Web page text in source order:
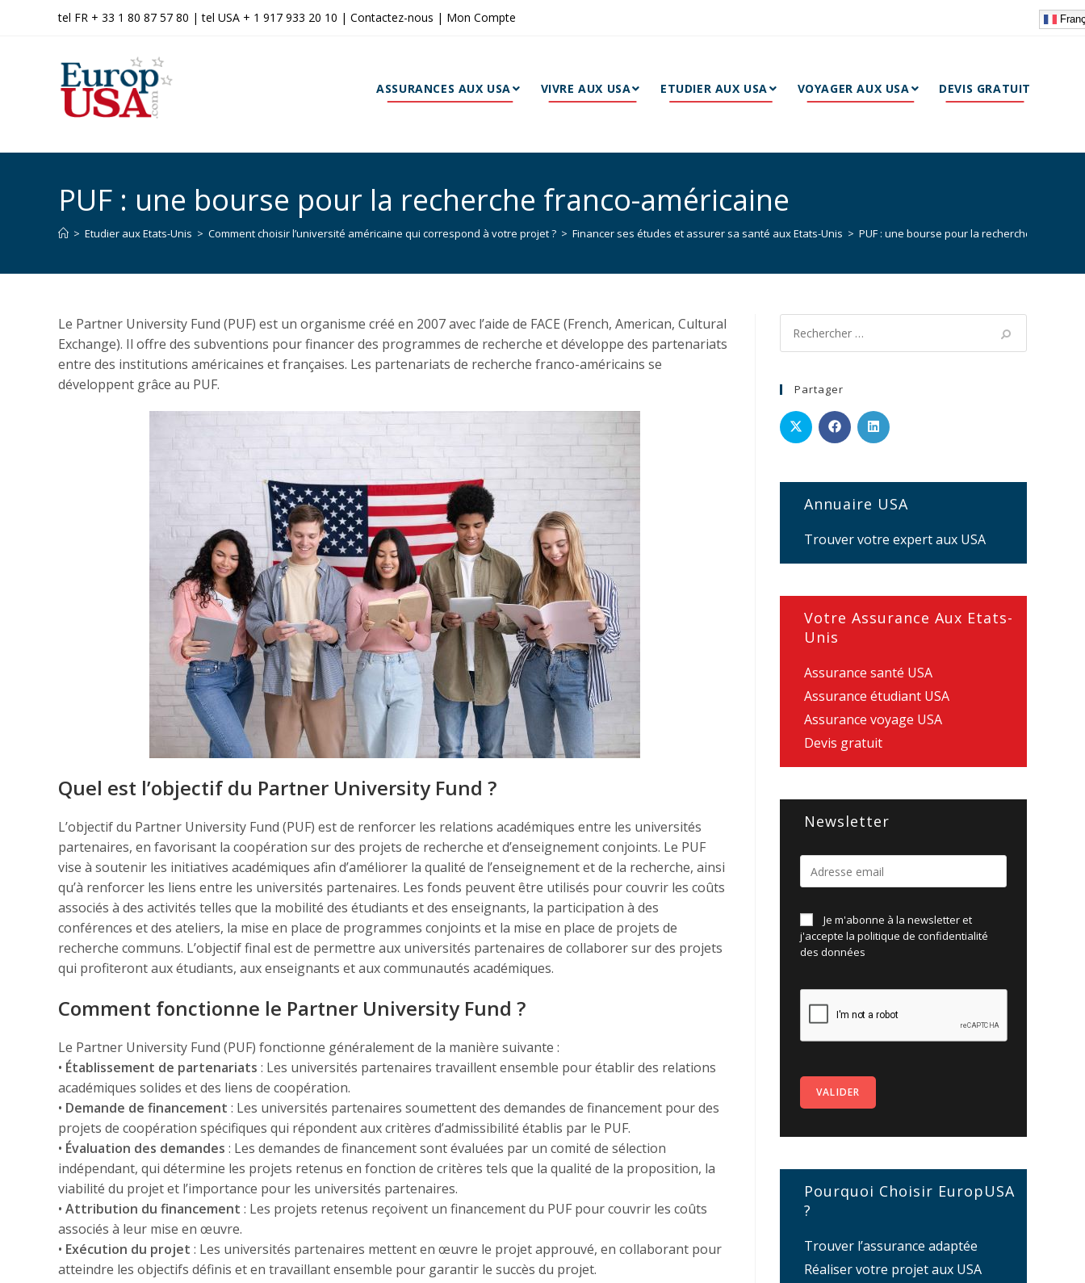
tel FR + 33 1 80 87 57 80 | tel USA + 1 917 933 20 10 | Contactez-nous | Mon Compte
ASSURANCES AUX USA VIVRE AUX USA ETUDIER AUX USA VOYAGER AUX USA DEVIS GRATUIT
PUF : une bourse pour la recherche franco-américaine
> Etudier aux Etats-Unis > Comment choisir l’université américaine qui correspond à votre projet ? > Financer ses études et assurer sa santé aux Etats-Unis > PUF : une bourse pour la recherche franco-
Le Partner University Fund (PUF) est un organisme créé en 2007 avec l’aide de FACE (French, American, Cultural
Exchange). Il offre des subventions pour financer des programmes de recherche et développe des partenariats
entre des institutions américaines et françaises. Les partenariats de recherche franco-américains se
développent grâce au PUF.
Quel est l’objectif du Partner University Fund ?
L’objectif du Partner University Fund (PUF) est de renforcer les relations académiques entre les universités
partenaires, en favorisant la coopération sur des projets de recherche et d’enseignement conjoints. Le PUF
vise à soutenir les initiatives académiques afin d’améliorer la qualité de l’enseignement et de la recherche, ainsi
qu’à renforcer les liens entre les universités partenaires. Les fonds peuvent être utilisés pour couvrir les coûts
associés à des activités telles que la mobilité des étudiants et des enseignants, la participation à des
conférences et des ateliers, la mise en place de programmes conjoints et la mise en place de projets de
recherche communs. L’objectif final est de permettre aux universités partenaires de collaborer sur des projets
qui profiteront aux étudiants, aux enseignants et aux communautés académiques.
Comment fonctionne le Partner University Fund ?
Le Partner University Fund (PUF) fonctionne généralement de la manière suivante :
• Établissement de partenariats : Les universités partenaires travaillent ensemble pour établir des relations
académiques solides et des liens de coopération.
• Demande de financement : Les universités partenaires soumettent des demandes de financement pour des
projets de coopération spécifiques qui répondent aux critères d’admissibilité établis par le PUF.
• Évaluation des demandes : Les demandes de financement sont évaluées par un comité de sélection
indépendant, qui détermine les projets retenus en fonction de critères tels que la qualité de la proposition, la
viabilité du projet et l’importance pour les universités partenaires.
• Attribution du financement : Les projets retenus reçoivent un financement du PUF pour couvrir les coûts
associés à leur mise en œuvre.
• Exécution du projet : Les universités partenaires mettent en œuvre le projet approuvé, en collaborant pour
atteindre les objectifs définis et en travaillant ensemble pour garantir le succès du projet.
Partager
Annuaire USA
Trouver votre expert aux USA
Votre Assurance Aux Etats-
Unis
Assurance santé USA
Assurance étudiant USA
Assurance voyage USA
Devis gratuit
Newsletter
Je m'abonne à la newsletter et
j'accepte la politique de confidentialité
des données
Pourquoi Choisir EuropUSA
?
Trouver l’assurance adaptée
Réaliser votre projet aux USA